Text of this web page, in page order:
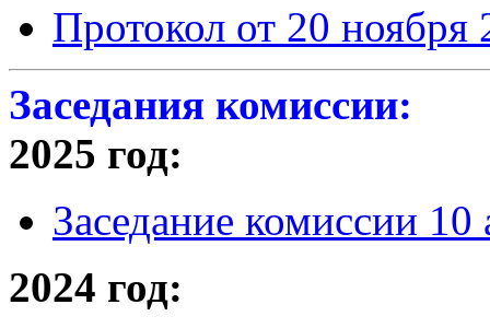
Протокол от 20 ноября
Заседания комиссии:
2025 год:
Заседание комиссии 10
2024 год: